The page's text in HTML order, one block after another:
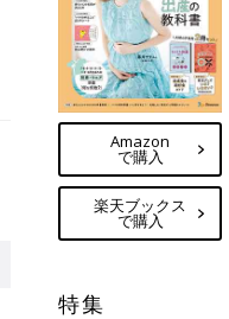
Amazon
で購入
楽天ブックス
で購入
特集